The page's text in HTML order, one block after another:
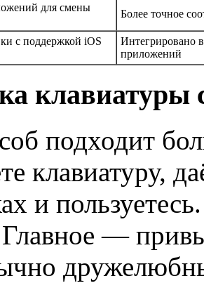
для смены
Более точное
с поддержкой iOS
Интегрировано
приложений
клавиатуры
подходит
клавиатуру,
и
—